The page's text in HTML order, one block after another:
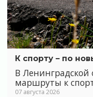
К спорту – по
В Ленинградской
маршруты к
07 августа 2026